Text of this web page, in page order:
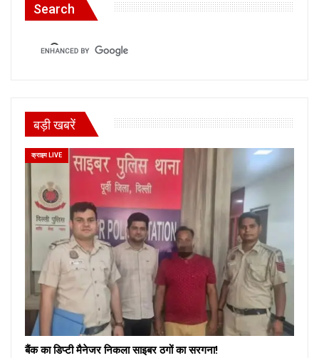
Search
बड़ी खबरें
क्राइम LIVE
बैंक का डिप्टी मैनेजर निकला साइबर ठगों का सरगना!